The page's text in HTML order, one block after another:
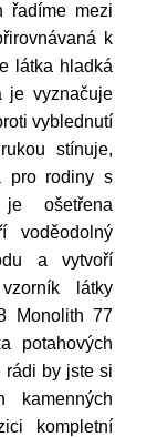
řadíme mezi
k
látka hladká
je vyznačuje
vyblednutí
stínuje,
pro rodiny s
ošetřena
voděodolný
a vytvoří
látky
Monolith 77
potahových
rádi by jste si
kompletní